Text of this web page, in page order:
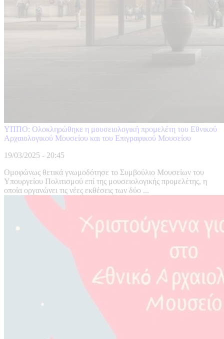
ΥΠΠΟ: Ολοκληρώθηκε η μουσειολογική προμελέτη του Εθνικού
Αρχαιολογικού Μουσείου και του Επιγραφικού Μουσείου
19/03/2025 - 20:45
Ομοφώνως θετικά γνωμοδότησε το Συμβούλιο Μουσείων του
Υπουργείου Πολιτισμού επί της μουσειολογικής προμελέτης, η
οποία οργανώνει τις νέες εκθέσεις των δύο ...